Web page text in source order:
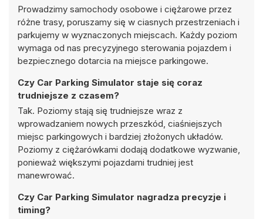
Prowadzimy samochody osobowe i ciężarowe przez
różne trasy, poruszamy się w ciasnych przestrzeniach i
parkujemy w wyznaczonych miejscach. Każdy poziom
wymaga od nas precyzyjnego sterowania pojazdem i
bezpiecznego dotarcia na miejsce parkingowe.
Czy Car Parking Simulator staje się coraz
trudniejsze z czasem?
Tak. Poziomy stają się trudniejsze wraz z
wprowadzaniem nowych przeszkód, ciaśniejszych
miejsc parkingowych i bardziej złożonych układów.
Poziomy z ciężarówkami dodają dodatkowe wyzwanie,
ponieważ większymi pojazdami trudniej jest
manewrować.
Czy Car Parking Simulator nagradza precyzje i
timing?